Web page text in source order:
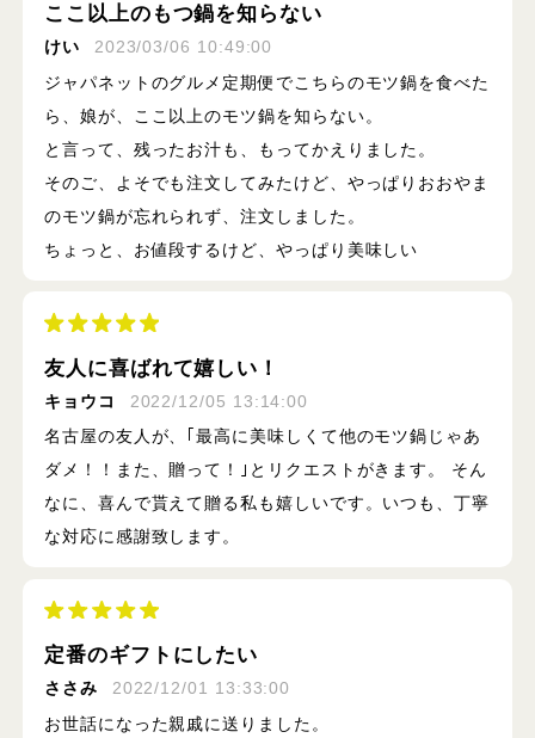
ここ以上のもつ鍋を知らない
けい
2023/03/06 10:49:00
ジャパネットのグルメ定期便でこちらのモツ鍋を食べた
ら、娘が、ここ以上のモツ鍋を知らない。
と言って、残ったお汁も、もってかえりました。
そのご、よそでも注文してみたけど、やっぱりおおやま
のモツ鍋が忘れられず、注文しました。
ちょっと、お値段するけど、やっぱり美味しい
友人に喜ばれて嬉しい！
キョウコ
2022/12/05 13:14:00
名古屋の友人が、｢最高に美味しくて他のモツ鍋じゃあ
ダメ！！また、贈って！｣とリクエストがきます。 そん
なに、喜んで貰えて贈る私も嬉しいです。いつも、丁寧
な対応に感謝致します。
定番のギフトにしたい
ささみ
2022/12/01 13:33:00
お世話になった親戚に送りました。